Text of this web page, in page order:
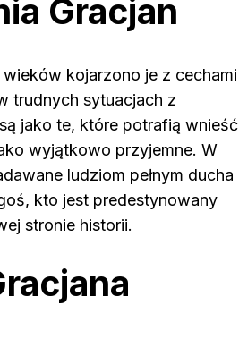
Gracjan
kojarzono je z cechami
trudnych sytuacjach z
jako te, które potrafią wnieść
wyjątkowo przyjemne. W
ludziom pełnym ducha
kto jest predestynowany
stronie historii.